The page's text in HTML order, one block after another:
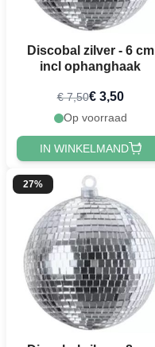
Discobal zilver - 6 cm
incl ophanghaak
€ 7,50€ 3,50
Op voorraad
IN WINKELMAND
27%